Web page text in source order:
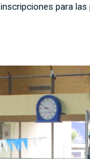
para